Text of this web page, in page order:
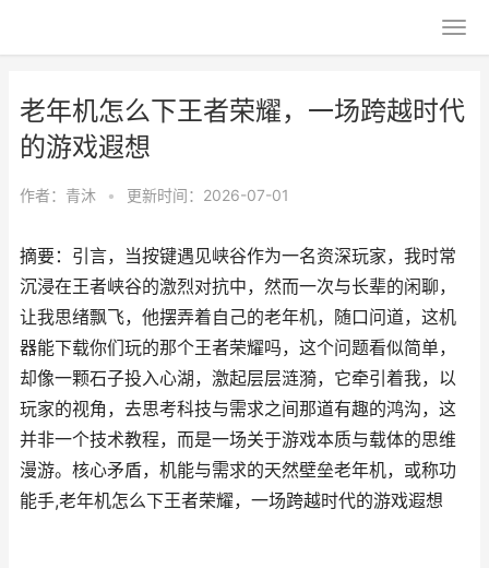
老年机怎么下王者荣耀，一场跨越时代
的游戏遐想
作者： 青沐 • 更新时间：2026-07-01
摘要：引言，当按键遇见峡谷作为一名资深玩家，我时常
沉浸在王者峡谷的激烈对抗中，然而一次与长辈的闲聊，
让我思绪飘飞，他摆弄着自己的老年机，随口问道，这机
器能下载你们玩的那个王者荣耀吗，这个问题看似简单，
却像一颗石子投入心湖，激起层层涟漪，它牵引着我，以
玩家的视角，去思考科技与需求之间那道有趣的鸿沟，这
并非一个技术教程，而是一场关于游戏本质与载体的思维
漫游。核心矛盾，机能与需求的天然壁垒老年机，或称功
能手,老年机怎么下王者荣耀，一场跨越时代的游戏遐想